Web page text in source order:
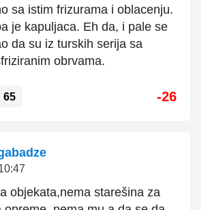
sa istim frizurama i oblacenju.
je kapuljaca. Eh da, i pale se
da su iz turskih serija sa
obrvama.
65 -26
objekata,nema starešina za